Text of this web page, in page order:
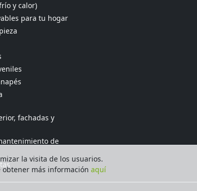
la visita de los usuarios.
obtener más información aquí
y calor)
para tu hogar
fachadas y
de